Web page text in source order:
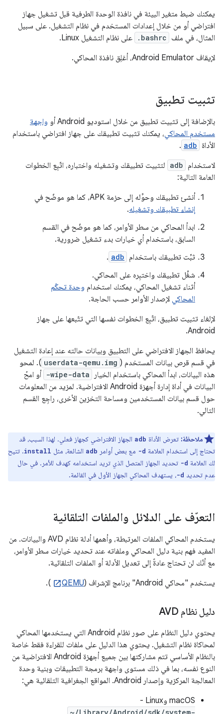
يمكنك ضبط متغير البيئة في نافذة الوحدة الطرفية قبل تشغيل جهاز
افتراضي أو من خلال إعدادات المستخدم في نظام التشغيل. على سبيل
المثال، في ملف .bashrc
على نظام التشغيل Linux.
لإيقاف Android Emulator، أغلِق نافذة المحاكي.
تثبيت تطبيق
بالإضافة إلى تثبيت تطبيق من خلال استوديو Android أو
واجهة
مستخدم المحاكي، يمكنك تثبيت تطبيقك على جهاز افتراضي باستخدام
الأداة adb
.
لاستخدام adb لتثبيت تطبيقك وتشغيله واختباره، اتّبِع الخطوات
العامة التالية:
أنشئ تطبيقك وحوِّله إلى حزمة APK، كما هو موضّح في
إنشاء تطبيقك وتشغيله.
ابدأ المحاكي من سطر الأوامر، كما هو موضّح في القسم
السابق، باستخدام أي خيارات بدء تشغيل ضرورية.
ثبِّت تطبيقك باستخدام adb
.
شغِّل تطبيقك واختبِره على المحاكي.
أثناء تشغيل المحاكي، يمكنك استخدام وحدة تحكّم
المحاكي لإصدار الأوامر حسب الحاجة.
لإلغاء تثبيت تطبيق، اتّبِع الخطوات نفسها التي تتّبعها على جهاز
Android.
يحافظ الجهاز الافتراضي على التطبيق وبيانات حالته عند إعادة التشغيل
في قسم قرص بيانات المستخدم ( userdata-qemu.img ). لمحو
هذه البيانات، ابدأ المحاكي باستخدام الخيار
-wipe-data
أو امحُ
البيانات في أداة إدارة أجهزة Android الافتراضية. لمزيد من المعلومات
حول قسم بيانات المستخدمين ومساحة التخزين الأخرى، راجِع القسم
التالي.
ملاحظة: تعرض الأداة adb الجهاز الافتراضي كجهاز فعلي. لهذا السبب، قد
تحتاج إلى استخدام العلامة -d مع بعض أوامر adb الشائعة، مثل install. تتيح
لك العلامة -d تحديد الجهاز المتصل الذي تريد استخدامه كهدف للأمر. في حال
عدم تحديد -d، يستهدف المحاكي الجهاز الأول في القائمة.
التعرّف على الدلائل والملفات التلقائية
يستخدم المحاكي الملفات المرتبطة، وأهمها أدلة نظام AVD والبيانات. من
المفيد فهم بنية دليل المحاكي وملفاته عند تحديد خيارات سطر الأوامر،
مع أنّك لن تحتاج عادةً إلى تعديل الأدلة أو الملفات التلقائية.
يستخدم "محاكي Android" برنامج الإشراف (
QEMU
).
دليل نظام AVD
يحتوي دليل النظام على صور نظام Android التي يستخدمها المحاكي
لمحاكاة نظام التشغيل. يحتوي هذا الدليل على ملفات للقراءة فقط خاصة
بالنظام الأساسي تتم مشاركتها بين جميع أجهزة Android الافتراضية من
النوع نفسه، بما في ذلك مستوى واجهة برمجة التطبيقات وبنية وحدة
المعالجة المركزية وإصدار Android. المواقع الجغرافية التلقائية هي:
‫macOS وLinux -